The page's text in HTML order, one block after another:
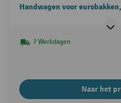
Handwagen voor
7 Werkdagen
Naar het